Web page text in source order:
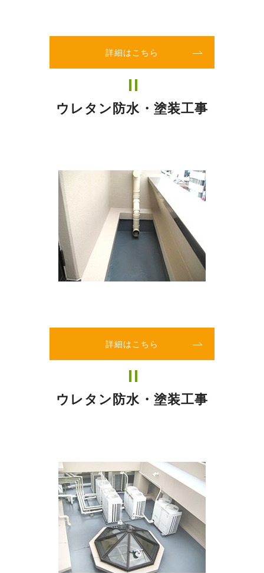
詳細はこちら
ウレタン防水・塗装工事
詳細はこちら
ウレタン防水・塗装工事